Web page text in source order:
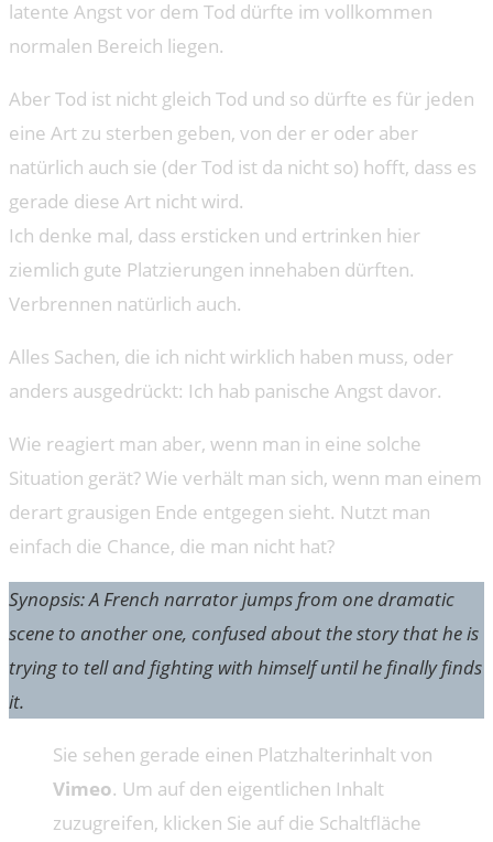
latente Angst vor dem Tod dürfte im vollkommen
normalen Bereich liegen.
Aber Tod ist nicht gleich Tod und so dürfte es für jeden
eine Art zu sterben geben, von der er oder aber
natürlich auch sie (der Tod ist da nicht so) hofft, dass es
gerade diese Art nicht wird.
Ich denke mal, dass ersticken und ertrinken hier
ziemlich gute Platzierungen innehaben dürften.
Verbrennen natürlich auch.
Alles Sachen, die ich nicht wirklich haben muss, oder
anders ausgedrückt: Ich hab panische Angst davor.
Wie reagiert man aber, wenn man in eine solche
Situation gerät? Wie verhält man sich, wenn man einem
derart grausigen Ende entgegen sieht. Nutzt man
einfach die Chance, die man nicht hat?
Synopsis: A French narrator jumps from one dramatic
scene to another one, confused about the story that he is
trying to tell and fighting with himself until he finally finds
it.
Sie sehen gerade einen Platzhalterinhalt von
Vimeo. Um auf den eigentlichen Inhalt
zuzugreifen, klicken Sie auf die Schaltfläche